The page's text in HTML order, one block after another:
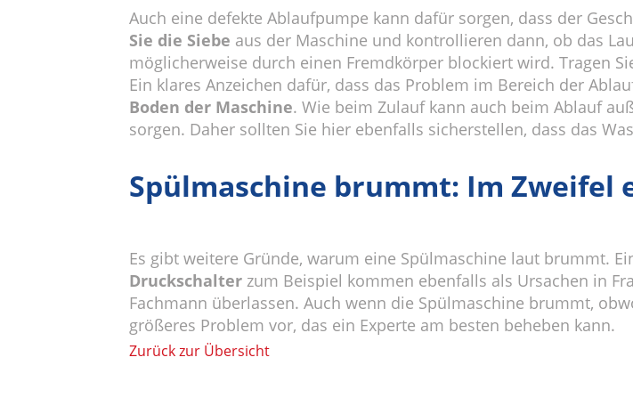
Auch eine defekte Ablaufpumpe kann dafür sorgen, dass der
Sie die Siebe aus der Maschine und kontrollieren dann, ob das
möglicherweise durch einen Fremdkörper blockiert wird. Tragen
Ein klares Anzeichen dafür, dass das Problem im Bereich der
Boden der Maschine. Wie beim Zulauf kann auch beim Ablauf
sorgen. Daher sollten Sie hier ebenfalls sicherstellen, dass das
Spülmaschine brummt: Im Zweifel
Es gibt weitere Gründe, warum eine Spülmaschine laut brummt.
Druckschalter zum Beispiel kommen ebenfalls als Ursachen in
Fachmann überlassen. Auch wenn die Spülmaschine brummt,
größeres Problem vor, das ein Experte am besten beheben kann.
Zurück zur Übersicht